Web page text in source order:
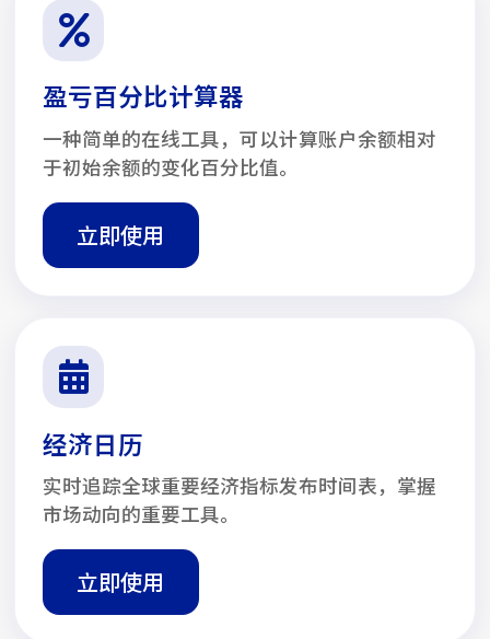
盈亏百分比计算器
一种简单的在线工具，可以计算账户余额相对
于初始余额的变化百分比值。
立即使用
经济日历
实时追踪全球重要经济指标发布时间表，掌握
市场动向的重要工具。
立即使用